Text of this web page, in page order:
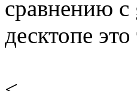
сравнению с
десктопе это